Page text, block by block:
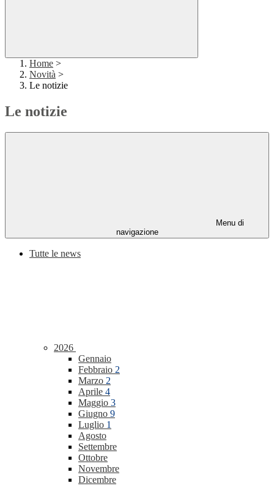
Home >
Novità >
Le notizie
Le notizie
Menu di
navigazione
Tutte le news
2026
Gennaio
Febbraio 2
Marzo 2
Aprile 4
Maggio 3
Giugno 9
Luglio 1
Agosto
Settembre
Ottobre
Novembre
Dicembre